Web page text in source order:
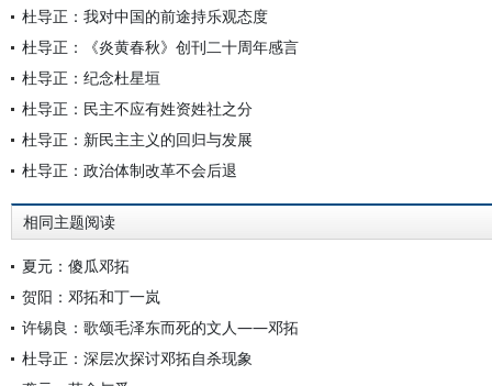
杜导正：我对中国的前途持乐观态度
杜导正：《炎黄春秋》创刊二十周年感言
杜导正：纪念杜星垣
杜导正：民主不应有姓资姓社之分
杜导正：新民主主义的回归与发展
杜导正：政治体制改革不会后退
相同主题阅读
夏元：傻瓜邓拓
贺阳：邓拓和丁一岚
许锡良：歌颂毛泽东而死的文人——邓拓
杜导正：深层次探讨邓拓自杀现象